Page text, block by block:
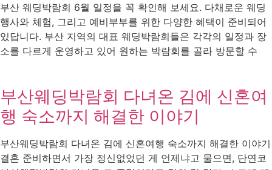
부산 웨딩박람회 6월 일정을 꼭 확인해 보세요. 다채로운 웨딩
행사와 체험, 그리고 예비부부를 위한 다양한 혜택이 준비되어
있답니다. 부산 지역의 대표 웨딩박람회들은 각각의 일정과 장
소를 다르게 운영하고 있어 원하는 박람회를 골라 방문할 수
부산웨딩박람회 다녀온 김에 신혼여
행 숙소까지 해결한 이야기
부산웨딩박람회 다녀온 김에 신혼여행 숙소까지 해결한 이야기
결혼 준비하면서 가장 정신없었던 게 언제냐고 물으면, 단연코